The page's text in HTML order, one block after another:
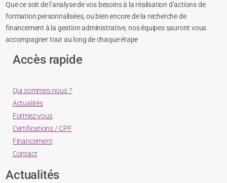
Que ce soit de l’analyse de vos besoins à la réalisation d’actions de
formation personnalisées, ou bien encore de la recherche de
financement à la gestion administrative, nos équipes sauront vous
accompagner tout au long de chaque étape
Accès rapide
Qui sommes-nous ?
Actualités
Formez-vous
Certifications / CPF
Financement
Contact
Actualités